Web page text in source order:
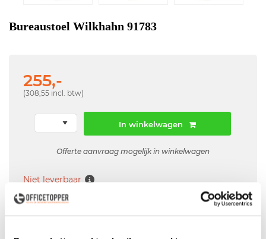
Bureaustoel Wilkhahn 91783
255,-
(308,55 incl. btw)
In winkelwagen
Offerte aanvraag mogelijk in winkelwagen
Niet leverbaar